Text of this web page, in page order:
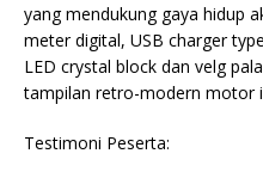
yang mendukung gaya hidup
meter digital, USB charger
LED crystal block dan velg
tampilan retro-modern motor
Testimoni Peserta: